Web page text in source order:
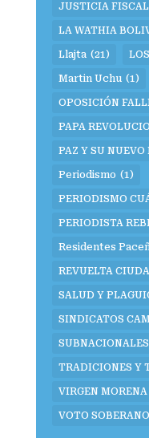
JUSTICIA FISCAL
LA WATHIA
Llajta (21)
Martin Uchu (1)
OPOSICIÓN
PAPA
PAZ Y SU NUEVO
Periodismo (1)
PERIODISMO
PERIODISTA
Residentes
REVUELTA
SALUD Y
SINDICATOS
SUBNACIONALES
TRADICIONES Y
VIRGEN MORENA
VOTO SOBERANO